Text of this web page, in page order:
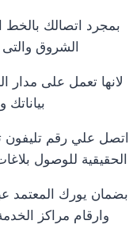
بمجرد اتصالك
الشروق
لانها تعمل على مدار
اتصل علي رقم تليفون
الحقيقية للوصول
بضمان يورك المعتمد
وارقام مراكز